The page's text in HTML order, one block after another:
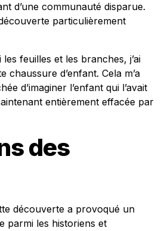
d’une communauté disparue.
particulièrement
feuilles et les branches, j’ai
chaussure d’enfant. Cela m’a
d’imaginer l’enfant qui l’avait
entièrement effacée par
des
découverte a provoqué un
parmi les historiens et